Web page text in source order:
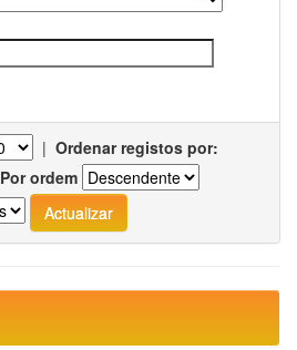
| Ordenar registos por:
Por ordem